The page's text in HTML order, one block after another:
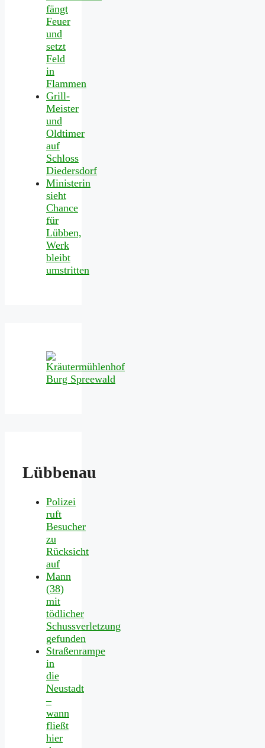
fängt
Feuer
und
setzt
Feld
in
Flammen
Grill-
Meister
und
Oldtimer
auf
Schloss
Diedersdorf
Ministerin
sieht
Chance
für
Lübben,
Werk
bleibt
umstritten
Lübbenau
Polizei
ruft
Besucher
zu
Rücksicht
auf
Mann
(38)
mit
tödlicher
Schussverletzung
gefunden
Straßenrampe
in
die
Neustadt
–
wann
fließt
hier